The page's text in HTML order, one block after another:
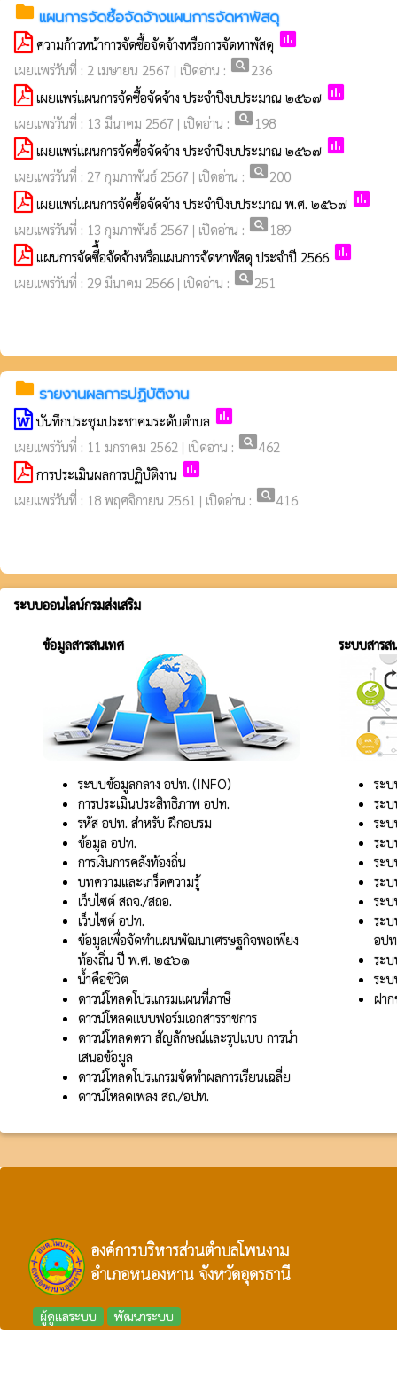
folder แผนการจัดซื้อจัดจ้างแผนการจัดหาพัสดุ
ความก้าวหน้าการจัดซื้อจัดจ้างหรือการจัดหาพัสดุ poll
เผยแพร่วันที่ : 2 เมษายน 2567 | เปิดอ่าน : pageview236
เผยแพร่แผนการจัดซื้อจัดจ้าง ประจำปีงบประมาณ ๒๕๖๗ poll
เผยแพร่วันที่ : 13 มีนาคม 2567 | เปิดอ่าน : pageview 198
เผยแพร่แผนการจัดซื้อจัดจ้าง ประจำปีงบประมาณ ๒๕๖๗ poll
เผยแพร่วันที่ : 27 กุมภาพันธ์ 2567 | เปิดอ่าน : pageview200
เผยแพร่แผนการจัดซื้อจัดจ้าง ประจำปีงบประมาณ พ.ศ. ๒๕๖๗ poll
เผยแพร่วันที่ : 13 กุมภาพันธ์ 2567 | เปิดอ่าน : pageview 189
แผนการจัดซืื้อจัดจ้างหรือแผนการจัดหาพัสดุ ประจำปี 2566 poll
เผยแพร่วันที่ : 29 มีนาคม 2566 | เปิดอ่าน : pageview251
folder รายงานผลการปฏิบัติงาน
บันทึกประชุมประชาคมระดับตำบล poll
เผยแพร่วันที่ : 11 มกราคม 2562 | เปิดอ่าน : pageview462
การประเมินผลการปฏิบัติงาน poll
เผยแพร่วันที่ : 18 พฤศจิกายน 2561 | เปิดอ่าน : pageview416
ระบบออนไลน์กรมส่งเสริม
ข้อมูลสารสนเทศ
ระบบข้อมูลกลาง อปท. (INFO)
การประเมินประสิทธิภาพ อปท.
รหัส อปท. สำหรับ ฝึกอบรม
ข้อมูล อปท.
การเงินการคลังท้องถิ่น
บทความและเกร็ดความรู้
เว็บไซต์ สถจ./สถอ.
เว็บไซต์ อปท.
ข้อมูลเพื่อจัดทำแผนพัฒนาเศรษฐกิจพอเพียง
ท้องถิ่น ปี พ.ศ. ๒๕๖๑
น้ำคือชีวิต
ดาวน์โหลดโปรแกรมแผนที่ภาษี
ดาวน์โหลดแบบฟอร์มเอกสารราชการ
ดาวน์โหลดตรา สัญลักษณ์และรูปแบบ การนำ
เสนอข้อมูล
ดาวน์โหลดโปรแกรมจัดทำผลการเรียนเฉลี่ย
ดาวน์โหลดเพลง สถ./อปท.
ระบบสารส
ระ
ระ
ระ
ระบ
ระ
ระ
ระ
ระ
อป
ระ
ระ
ฝา
องค์การบริหารส่วนตำบลโพนงาม
อำเภอหนองหาน จังหวัดอุดรธานี
ผู้ดูแลระบบ พัฒนาระบบ